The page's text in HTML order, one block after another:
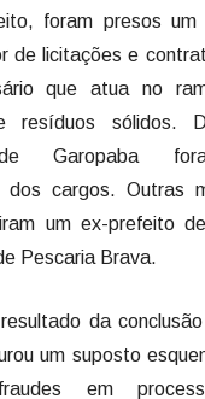
foram presos um
de licitações e
que atua no
resíduos sólidos.
Garopaba
dos cargos. Outras
um ex-prefeito
Pescaria Brava.
da
um suposto
em